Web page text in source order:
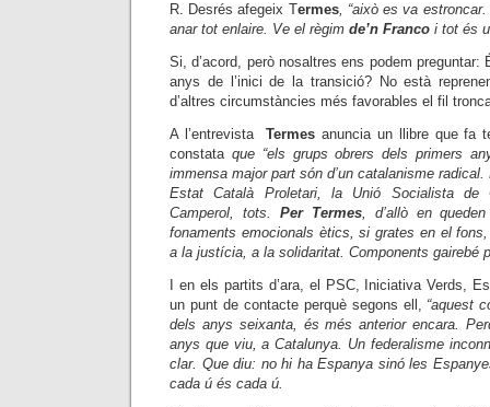
R. Desrés afegeix Termes, “això es va
anar tot enlaire. Ve el règim de’n Franco i tot és
Si, d’acord, però nosaltres ens podem
anys de l’inici de la transició? No està
d’altres circumstàncies més favorables el fil
A l’entrevistaTermes anuncia un llibre que fa
constata que “els grups obrers dels primers
immensa major part són d’un catalanisme
Estat Català Proletari, la Unió Socialista de
Camperol, tots. Per Termes, d’allò en
fonaments emocionals ètics, si grates en el
a la justícia, a la solidaritat. Components gairebé
I en els partits d’ara, el PSC, Iniciativa Verds,
un punt de contacte perquè segons ell, “aquest
dels anys seixanta, és més anterior encara.
anys que viu, a Catalunya. Un federalisme
clar. Que diu: no hi ha Espanya sinó les
cada ú és cada ú.